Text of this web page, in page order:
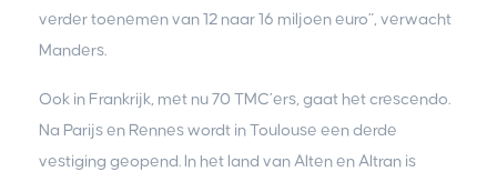
verder toenemen van 12 naar 16 miljoen euro”, verwacht
Manders.
Ook in Frankrijk, met nu 70 TMC’ers, gaat het crescendo.
Na Parijs en Rennes wordt in Toulouse een derde
vestiging geopend. In het land van Alten en Altran is